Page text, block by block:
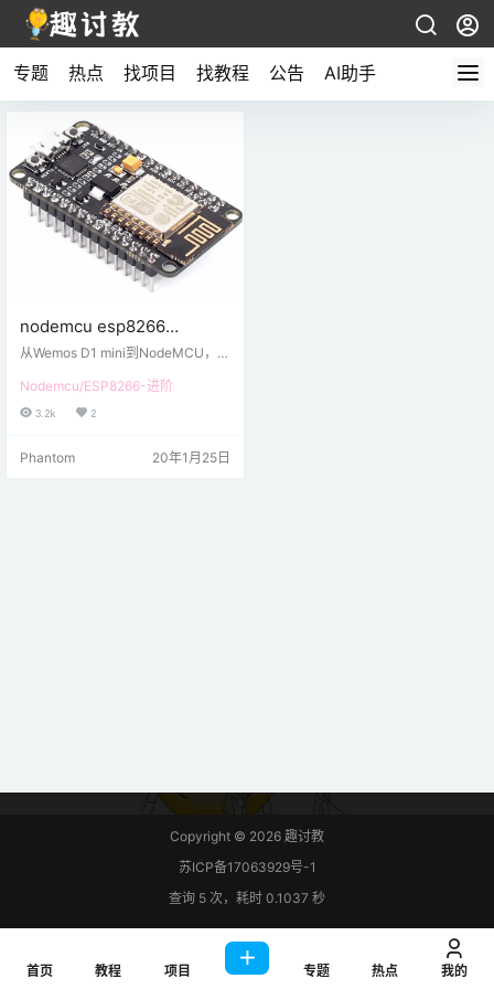
专题 热点 找项目 找教程 公告 AI助手
nodemcu esp8266
webserver教程
从Wemos D1 mini到NodeMCU，基
用的，是迄今为止在制造商和爱好
者中最受欢迎的平台，用于构建基
266的开发板。在NodeMCU开发
Nodemcu/ESP8266-进阶
3.2k 2
Phantom 20年1月25日
Copyright © 2026 趣讨教
苏ICP备17063929号-1
查询 5 次，耗时 0.1037 秒
首页 教程 项目 专题 热点 我的